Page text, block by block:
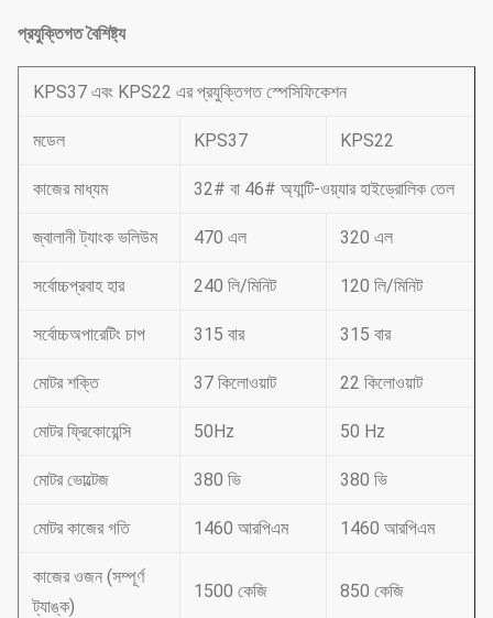
প্রযুক্তিগত বৈশিষ্ট্য
KPS37 এবং KPS22 এর প্রযুক্তিগত স্পেসিফিকেশন
মডেল KPS37 KPS22
কাজের মাধ্যম 32# বা 46# অ্যান্টি-ওয়্যার হাইড্রোলিক তেল
জ্বালানী ট্যাংক ভলিউম 470 এল 320 এল
সর্বোচ্চপ্রবাহ হার 240 লি/মিনিট 120 লি/মিনিট
সর্বোচ্চঅপারেটিং চাপ 315 বার 315 বার
মোটর শক্তি 37 কিলোওয়াট 22 কিলোওয়াট
মোটর ফ্রিকোয়েন্সি 50Hz 50 Hz
মোটর ভোল্টেজ 380 ভি 380 ভি
মোটর কাজের গতি 1460 আরপিএম 1460 আরপিএম
কাজের ওজন (সম্পূর্ণ
ট্যাঙ্ক)
1500 কেজি 850 কেজি